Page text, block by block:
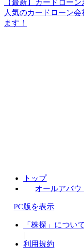
【最新】カードロー
人気のカードローン
ます！
トップ
オールアバウ
PC版を表示
「株探」について
|
利用規約